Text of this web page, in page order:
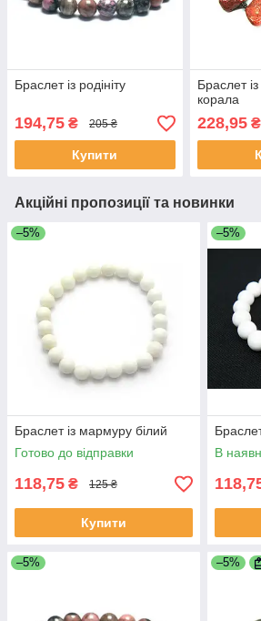
Браслет із родініту
194,75 ₴ 205 ₴
Купити
Браслет
корала
228,95₴
Акційні пропозиції та новинки
–5%
Браслет із мармуру білий
Готово до відправки
118,75 ₴ 125 ₴
Купити
–5%
В
–5% –5%